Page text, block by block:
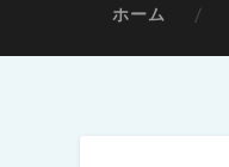
ホーム